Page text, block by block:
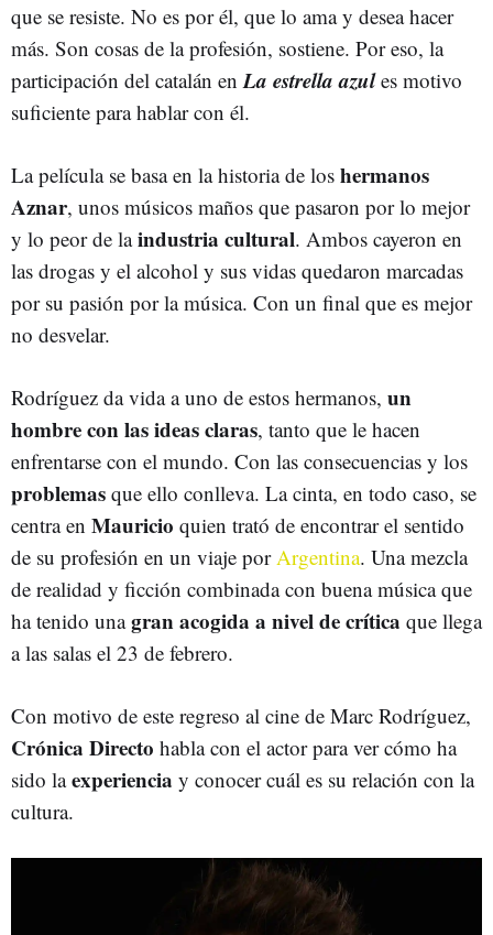
que se resiste. No es por él, que lo ama y desea hacer
más. Son cosas de la profesión, sostiene. Por eso, la
participación del catalán enLa estrella azul es motivo
suficiente para hablar con él.
La película se basa en la historia de los hermanos
Aznar, unos músicos maños que pasaron por lo mejor
y lo peor de laindustria cultural. Ambos cayeron en
las drogas y el alcohol y sus vidas quedaron marcadas
por su pasión por la música. Con un final que es mejor
no desvelar.
Rodríguez da vida a uno de estos hermanos, un
hombre con las ideas claras, tanto que le hacen
enfrentarse con el mundo. Con las consecuencias y los
problemas que ello conlleva. La cinta, en todo caso, se
centra en Mauricio quien trató de encontrar el sentido
de su profesión en un viaje porArgentina. Una mezcla
de realidad y ficción combinada con buena música que
ha tenido unagran acogida a nivel de crítica que llega
a las salas el 23 de febrero.
Con motivo de este regreso al cine de Marc Rodríguez,
Crónica Directo habla con el actor para ver cómo ha
sido laexperiencia y conocer cuál es su relación con la
cultura.